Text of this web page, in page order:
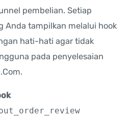
pembelian. Setiap
Anda tampilkan melalui hook
hati-hati agar tidak
pada penyelesaian